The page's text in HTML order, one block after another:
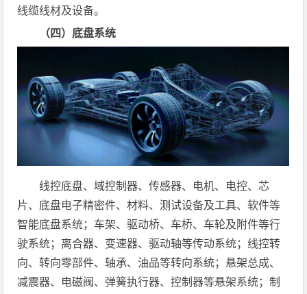
线缆线材及设备。
（四）底盘系统
线控底盘、域控制器、传感器、电机、电控、芯
片、底盘电子精密件、材料、测试设备及工具、软件等
智能底盘系统；车架、驱动桥、车桥、车轮及附件等行
驶系统；离合器、变速器、驱动轴等传动系统；线控转
向、转向零部件、轴承、油品等转向系统；悬架总成、
减震器、电磁阀、弹簧执行器、控制器等悬架系统；制